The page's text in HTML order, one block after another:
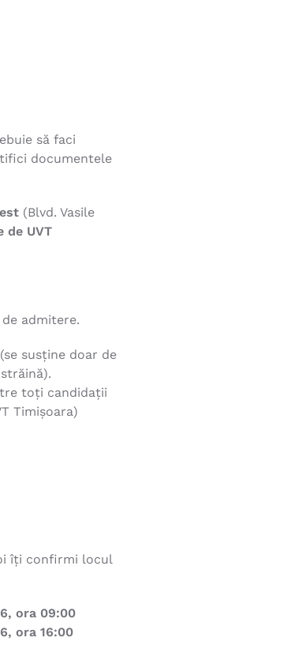
să faci
documentele
(Blvd. Vasile
de UVT
admitere.
(se susține doar de
toți candidații
Timișoara)
îți confirmi locul
ora 09:00
ora 16:00